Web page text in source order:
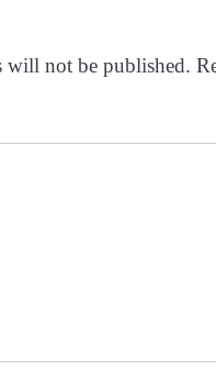
will not be published.